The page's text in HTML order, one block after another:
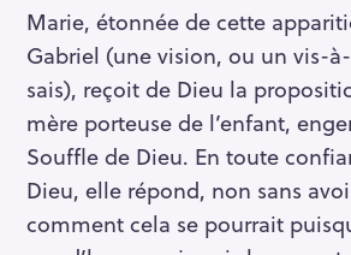
Marie, étonnée de cette
Gabriel (une vision, ou un vis-
sais), reçoit de Dieu la
mère porteuse de l’enfant,
Souffle de Dieu. En toute
Dieu, elle répond, non sans
comment cela se pourrait